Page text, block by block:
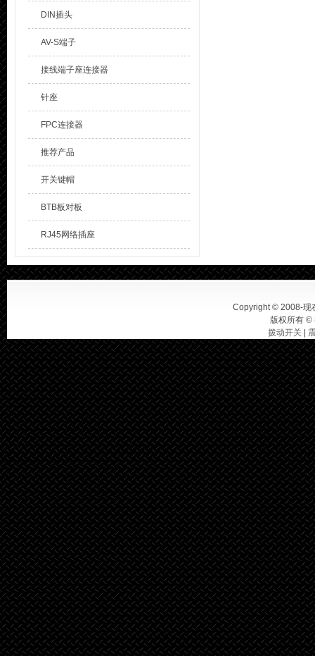
DIN插头
AV-S端子
接线端子座连接器
针座
FPC连接器
推荐产品
开关键帽
BTB板对板
RJ45网络插座
Copyright © 2008-现
版权所有 ©
拨动开关|